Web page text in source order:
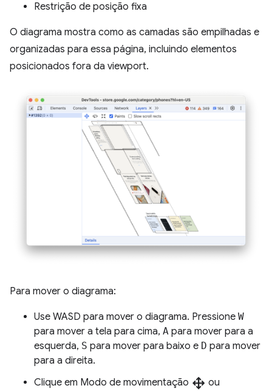
Restrição de posição fixa
O diagrama mostra como as camadas são empilhadas e
organizadas para essa página, incluindo elementos
posicionados fora da viewport.
Para mover o diagrama:
Use WASD para mover o diagrama. Pressione W
para mover a tela para cima, A para mover para a
esquerda, S para mover para baixo e D para mover
para a direita.
Clique em Modo de movimentação drag_pan ou